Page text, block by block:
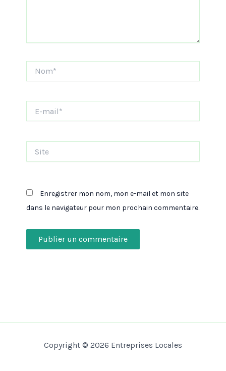
mail*
Enregistrer mon nom, mon e-mail et mon site
dans le navigateur pour mon prochain commentaire.
Copyright © 2026 Entreprises Locales